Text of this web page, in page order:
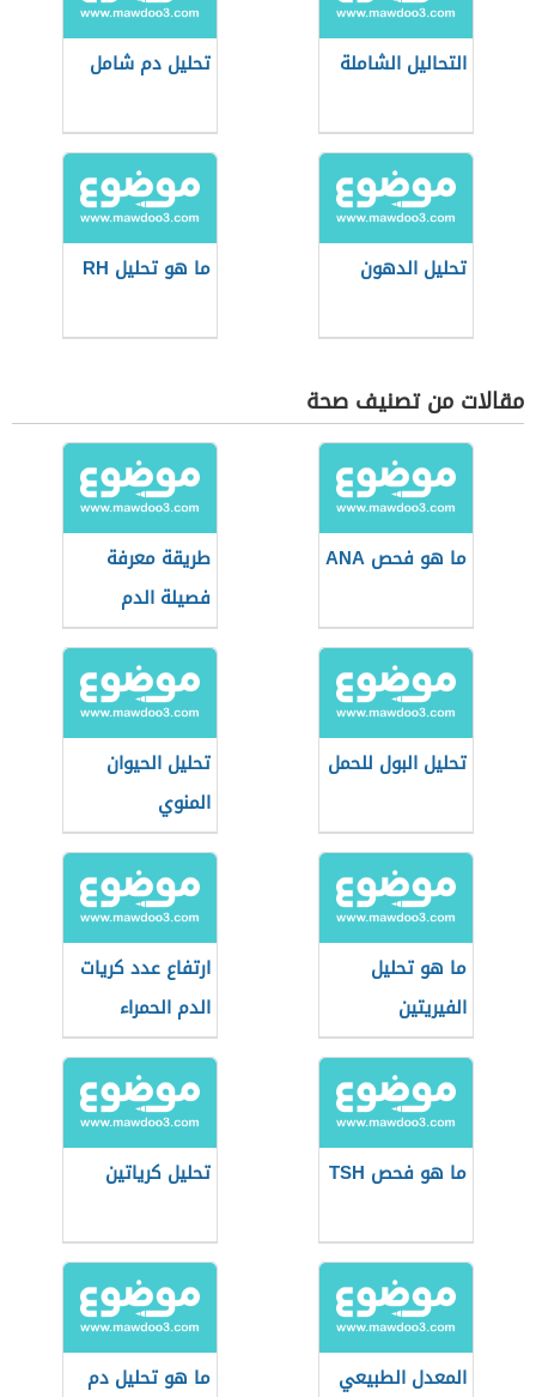
التحاليل الشاملة تحليل دم شامل
تحليل الدهون ما هو تحليل RH
مقالات من تصنيف صحة
ما هو فحص ANA
طريقة معرفة
فصيلة الدم
تحليل البول للحمل
تحليل الحيوان
المنوي
ما هو تحليل
الفيريتين
ارتفاع عدد كريات
الدم الحمراء
ما هو فحص TSH تحليل كرياتين
المعدل الطبيعي
ما هو تحليل دم